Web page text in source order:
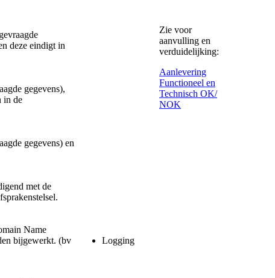
Zie voor
aanvulling en
verduidelijking:
Aanlevering
Functioneel en
Technisch OK/
NOK
deze eindigt in
gegevens),
in de
gegevens) en
met de
Name
bijgewerkt. (bv
Logging